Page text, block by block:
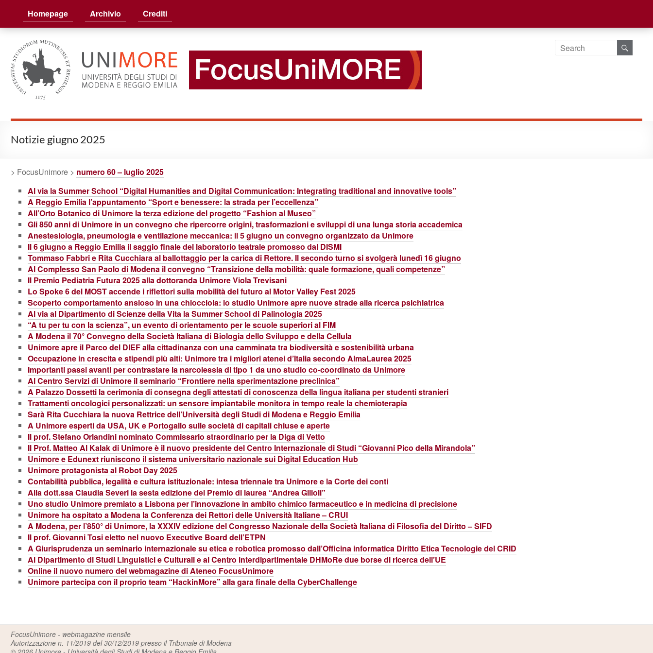
FocusUnimore
Homepage Archivio Crediti
Notizie giugno 2025
> FocusUnimore > numero 60 – luglio 2025
Al via la Summer School “Digital Humanities and Digital Communication: Integrating traditional and innovative tools”
A Reggio Emilia l’appuntamento “Sport e benessere: la strada per l’eccellenza”
All’Orto Botanico di Unimore la terza edizione del progetto “Fashion al Museo”
Gli 850 anni di Unimore in un convegno che ripercorre origini, trasformazioni e sviluppi di una lunga storia accademica
Anestesiologia, pneumologia e ventilazione meccanica: il 5 giugno un convegno organizzato da Unimore
Il 6 giugno a Reggio Emilia il saggio finale del laboratorio teatrale promosso dal DISMI
Tommaso Fabbri e Rita Cucchiara al ballottaggio per la carica di Rettore. Il secondo turno si svolgerà lunedì 16 giugno
Al Complesso San Paolo di Modena il convegno “Transizione della mobilità: quale formazione, quali competenze”
Il Premio Pediatria Futura 2025 alla dottoranda Unimore Viola Trevisani
Lo Spoke 6 del MOST accende i riflettori sulla mobilità del futuro al Motor Valley Fest 2025
Scoperto comportamento ansioso in una chiocciola: lo studio Unimore apre nuove strade alla ricerca psichiatrica
Al via al Dipartimento di Scienze della Vita la Summer School di Palinologia 2025
“A tu per tu con la scienza”, un evento di orientamento per le scuole superiori al FIM
A Modena il 70° Convegno della Società Italiana di Biologia dello Sviluppo e della Cellula
Unimore apre il Parco del DIEF alla cittadinanza con una camminata tra biodiversità e sostenibilità urbana
Occupazione in crescita e stipendi più alti: Unimore tra i migliori atenei d’Italia secondo AlmaLaurea 2025
Importanti passi avanti per contrastare la narcolessia di tipo 1 da uno studio co-coordinato da Unimore
Al Centro Servizi di Unimore il seminario “Frontiere nella sperimentazione preclinica”
A Palazzo Dossetti la cerimonia di consegna degli attestati di conoscenza della lingua italiana per studenti stranieri
Trattamenti oncologici personalizzati: un sensore impiantabile monitora in tempo reale la chemioterapia
Sarà Rita Cucchiara la nuova Rettrice dell’Università degli Studi di Modena e Reggio Emilia
A Unimore esperti da USA, UK e Portogallo sulle società di capitali chiuse e aperte
Il prof. Stefano Orlandini nominato Commissario straordinario per la Diga di Vetto
Il Prof. Matteo Al Kalak di Unimore è il nuovo presidente del Centro Internazionale di Studi “Giovanni Pico della Mirandola”
Unimore e Edunext riuniscono il sistema universitario nazionale sui Digital Education Hub
Unimore protagonista al Robot Day 2025
Contabilità pubblica, legalità e cultura istituzionale: intesa triennale tra Unimore e la Corte dei conti
Alla dott.ssa Claudia Severi la sesta edizione del Premio di laurea “Andrea Gilioli”
Uno studio Unimore premiato a Lisbona per l’innovazione in ambito chimico farmaceutico e in medicina di precisione
Unimore ha ospitato a Modena la Conferenza dei Rettori delle Università Italiane – CRUI
A Modena, per l’850° di Unimore, la XXXIV edizione del Congresso Nazionale della Società Italiana di Filosofia del Diritto – SIFD
Il prof. Giovanni Tosi eletto nel nuovo Executive Board dell’ETPN
A Giurisprudenza un seminario internazionale su etica e robotica promosso dall’Officina informatica Diritto Etica Tecnologie del CRID
Al Dipartimento di Studi Linguistici e Culturali e al Centro interdipartimentale DHMoRe due borse di ricerca dell’UE
Online il nuovo numero del webmagazine di Ateneo FocusUnimore
Unimore partecipa con il proprio team “HackinMore” alla gara finale della CyberChallenge
FocusUnimore - webmagazine mensile
Autorizzazione n. 11/2019 del 30/12/2019 presso il Tribunale di Modena